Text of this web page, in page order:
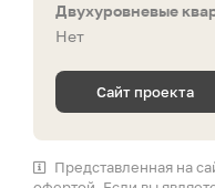
Двухуровневые
Нет
Сайт проекта
Представленная на